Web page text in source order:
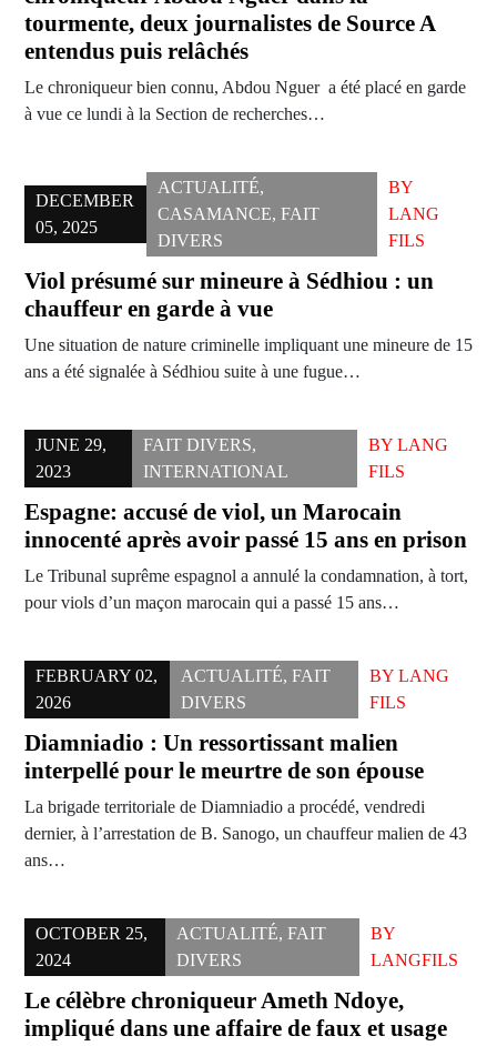
tourmente, deux journalistes de Source A
entendus puis relâchés
Le chroniqueur bien connu, Abdou Nguer a été placé en garde
à vue ce lundi à la Section de recherches…
DECEMBER
05, 2025
ACTUALITÉ,
CASAMANCE,FAIT
DIVERS
BY
LANG
FILS
Viol présumé sur mineure à Sédhiou : un
chauffeur en garde à vue
Une situation de nature criminelle impliquant une mineure de 15
ans a été signalée à Sédhiou suite à une fugue…
JUNE 29,
2023
FAIT DIVERS,
INTERNATIONAL
BY LANG
FILS
Espagne: accusé de viol, un Marocain
innocenté après avoir passé 15 ans en prison
Le Tribunal suprême espagnol a annulé la condamnation, à tort,
pour viols d’un maçon marocain qui a passé 15 ans…
FEBRUARY 02,
2026
ACTUALITÉ, FAIT
DIVERS
BYLANG
FILS
Diamniadio : Un ressortissant malien
interpellé pour le meurtre de son épouse
La brigade territoriale de Diamniadio a procédé, vendredi
dernier, à l’arrestation de B. Sanogo, un chauffeur malien de 43
ans…
OCTOBER 25,
2024
ACTUALITÉ,FAIT
DIVERS
BY
LANGFILS
Le célèbre chroniqueur Ameth Ndoye,
impliqué dans une affaire de faux et usage